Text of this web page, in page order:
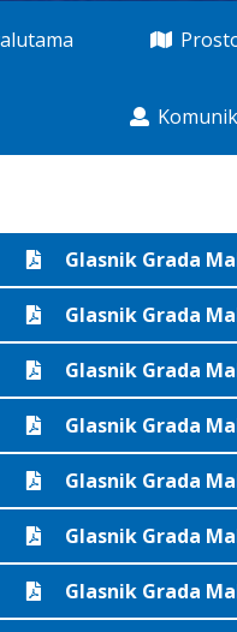
Glasnik Grada
Glasnik Grada
Glasnik Grada
Glasnik Grada
Glasnik Grada
Glasnik Grada
Glasnik Grada